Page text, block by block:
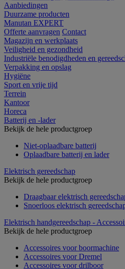
Aanbiedingen
Duurzame producten
Manutan EXPERT
Offerte aanvragen Contact
Magazijn en werkplaats
Veiligheid en gezondheid
Industriële benodigdheden en
Verpakking en opslag
Hygiëne
Sport en vrije tijd
Terrein
Kantoor
Horeca
Batterij en -lader
Bekijk de hele productgroep
Niet-oplaadbare batterij
Oplaadbare batterij en lader
Elektrisch gereedschap
Bekijk de hele productgroep
Draagbaar elektrisch
Snoerloos elektrisch
Elektrisch handgereedschap -
Bekijk de hele productgroep
Accessoires voor boormachine
Accessoires voor Dremel
Accessoires voor drilboor